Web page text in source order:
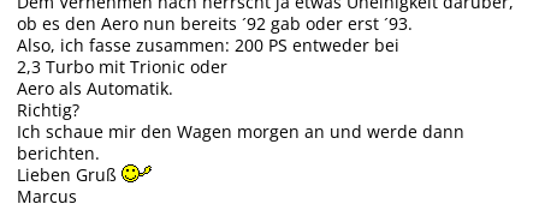
ob es den Aero nun bereits ´92 gab oder erst ´93.
Also, ich fasse zusammen: 200 PS entweder bei
2,3 Turbo mit Trionic oder
Aero als Automatik.
Richtig?
Ich schaue mir den Wagen morgen an und werde dann
berichten.
Lieben Gruß
Marcus